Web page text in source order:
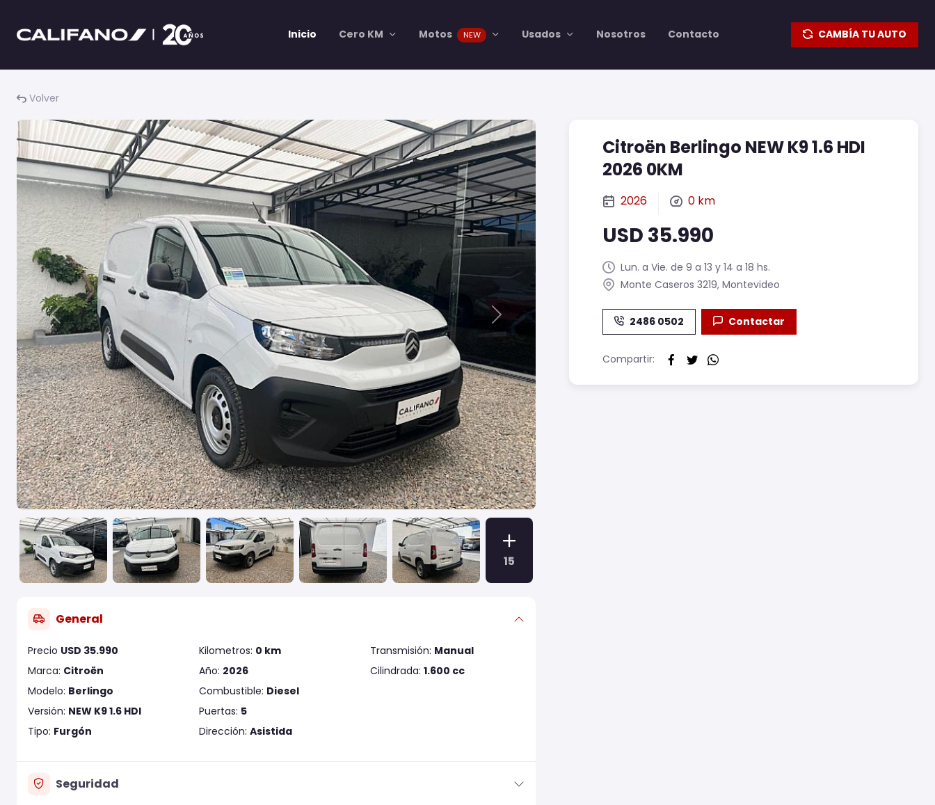
Inicio Cero KM Motos NEW Usados Nosotros Contacto CAMBÍA TU AUTO
Volver
Previous Next
15
General
Precio USD 35.990
Marca: Citroën
Modelo: Berlingo
Versión: NEW K9 1.6 HDI
Tipo: Furgón
Kilometros: 0 km
Año: 2026
Combustible: Diesel
Puertas: 5
Dirección: Asistida
Transmisión: Manual
Cilindrada: 1.600 cc
Seguridad
Citroën Berlingo NEW K9 1.6 HDI
2026 0KM
2026 0 km
USD 35.990
Lun. a Vie. de 9 a 13 y 14 a 18 hs.
Monte Caseros 3219, Montevideo
2486 0502 Contactar
Compartir: